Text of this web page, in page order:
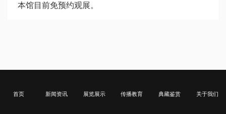
本馆目前免预约观展。
首页 新闻资讯 展览展示 传播教育 典藏鉴赏 关于我们